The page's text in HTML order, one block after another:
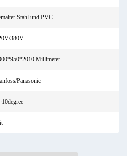
Stahl und PVC
380V
Millimeter
Panasonic